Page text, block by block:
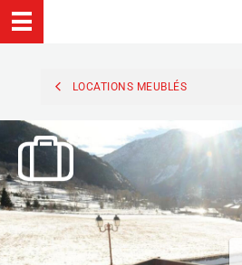
LOCATIONS MEUBLÉS